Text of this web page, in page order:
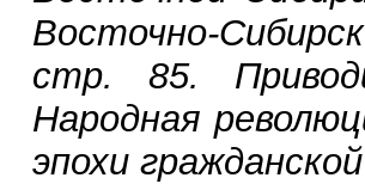
Восточно-
стр. 85.
Народная
эпохи